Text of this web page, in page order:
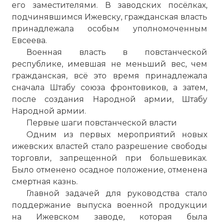
его заместителями. В заводских посёлках,
подчинявшимся Ижевску, гражданская власть
принадлежала особым уполномоченным
Евсеева.
Военная власть в повстанческой
республике, имевшая не меньший вес, чем
гражданская, всё это время принадлежала
сначала Штабу союза фронтовиков, а затем,
после создания Народной армии, Штабу
Народной армии.
Первые шаги повстанческой власти
Одним из первых мероприятий новых
ижевских властей стало разрешение свободы
торговли, запрещенной при большевиках.
Было отменено осадное положение, отменена
смертная казнь.
Главной задачей для руководства стало
поддержание выпуска военной продукции
на Ижевском заводе, которая была